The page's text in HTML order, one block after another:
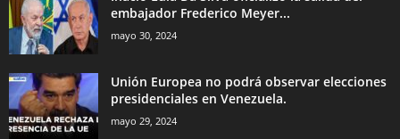
embajador Frederico Meyer...
mayo 30, 2024
Unión Europea no podrá observar elecciones
presidenciales en Venezuela.
mayo 29, 2024